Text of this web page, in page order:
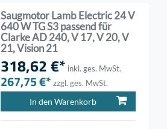
Saugmotor Lamb Electric 24 V
640 W TG S3 passend für
Clarke AD 240, V 17, V 20, V
21, Vision 21
318,62 €* inkl. ges. MwSt.
267,75 €* zzgl. ges. MwSt.
In den Warenkorb